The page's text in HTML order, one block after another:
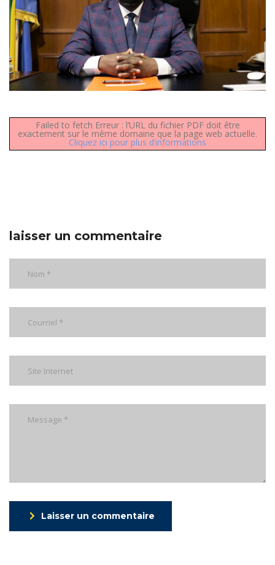
Failed to fetch Erreur : l’URL du fichier PDF doit être
exactement sur le même domaine que la page web actuelle.
Cliquez ici pour plus d’informations
laisser un commentaire
Laisser un commentaire